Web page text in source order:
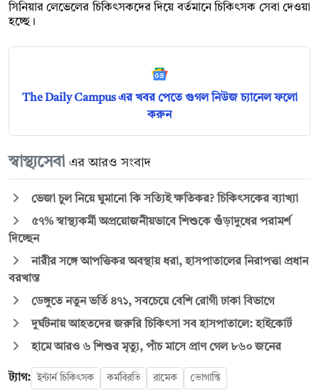
সিনিয়ার লেভেলের চিকিৎসকদের দিয়ে বর্তমানে চিকিৎসক সেবা দেওয়া
হচ্ছে।
The Daily Campus এর খবর পেতে গুগল নিউজ চ্যানেল ফলো
করুন
স্বাস্থ্যসেবা এর আরও সংবাদ
ভেজা চুল নিয়ে ঘুমানো কি সত্যিই ক্ষতিকর? চিকিৎসকের ব্যাখ্যা
৫৭% স্বাস্থ্যকর্মী অপ্রয়োজনীয়ভাবে শিশুকে গুঁড়াদুধের পরামর্শ
দিচ্ছেন
নারীর সঙ্গে আপত্তিকর অবস্থায় ধরা, হাসপাতালের নিরাপত্তা প্রধান
বরখাস্ত
ডেঙ্গুতে নতুন ভর্তি ৪৭১, সবচেয়ে বেশি রোগী ঢাকা বিভাগে
দুর্ঘটনায় আহতদের জরুরি চিকিৎসা সব হাসপাতালে: হাইকোর্ট
হামে আরও ৬ শিশুর মৃত্যু, পাঁচ মাসে প্রাণ গেল ৮৬০ জনের
ট্যাগ: ইন্টার্ন চিকিৎসক কর্মবিরতি রামেক ভোগান্তি